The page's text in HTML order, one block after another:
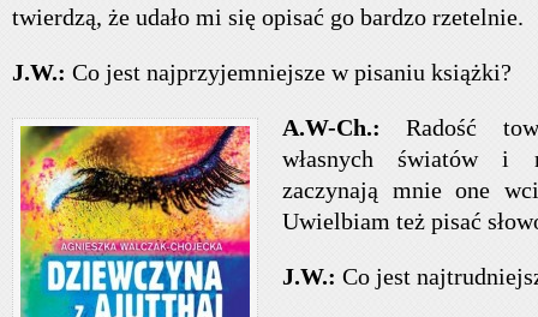
twierdzą, że udało mi się opisać go bardzo rzetelnie.
J.W.: Co jest najprzyjemniejsze w pisaniu książki?
A.W-Ch.:Radość
własnych światów i
zaczynają mnie one
Uwielbiam też pisać
J.W.: Co jest